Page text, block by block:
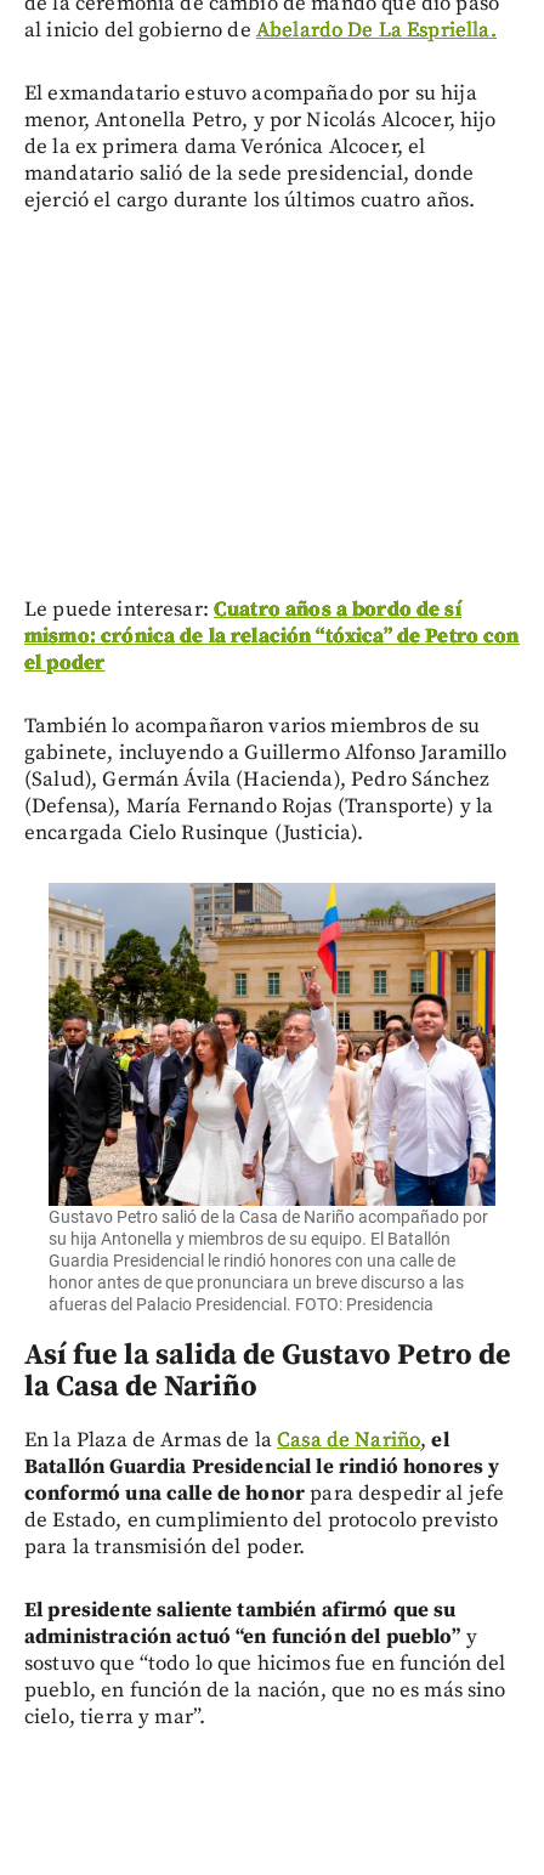
al inicio del gobierno de Abelardo De La Espriella.
El exmandatario estuvo acompañado por su hija
menor, Antonella Petro, y por Nicolás Alcocer, hijo
de la ex primera dama Verónica Alcocer, el
mandatario salió de la sede presidencial, donde
ejerció el cargo durante los últimos cuatro años.
Le puede interesar: Cuatro años a bordo de sí
mismo: crónica de la relación “tóxica” de Petro con
el poder
También lo acompañaron varios miembros de su
gabinete, incluyendo a Guillermo Alfonso Jaramillo
(Salud), Germán Ávila (Hacienda), Pedro Sánchez
(Defensa), María Fernando Rojas (Transporte) y la
encargada Cielo Rusinque (Justicia).
Gustavo Petro salió de la Casa de Nariño acompañado por
su hija Antonella y miembros de su equipo. El Batallón
Guardia Presidencial le rindió honores con una calle de
honor antes de que pronunciara un breve discurso a las
afueras del Palacio Presidencial. FOTO: Presidencia
Así fue la salida de Gustavo Petro de
la Casa de Nariño
En la Plaza de Armas de laCasa de Nariño, el
Batallón Guardia Presidencial le rindió honores y
conformó una calle de honorpara despedir al jefe
de Estado, en cumplimiento del protocolo previsto
para la transmisión del poder.
El presidente saliente también afirmó que su
administración actuó “en función del pueblo” y
sostuvo que “todo lo que hicimos fue en función del
pueblo, en función de la nación, que no es más sino
cielo, tierra y mar”.